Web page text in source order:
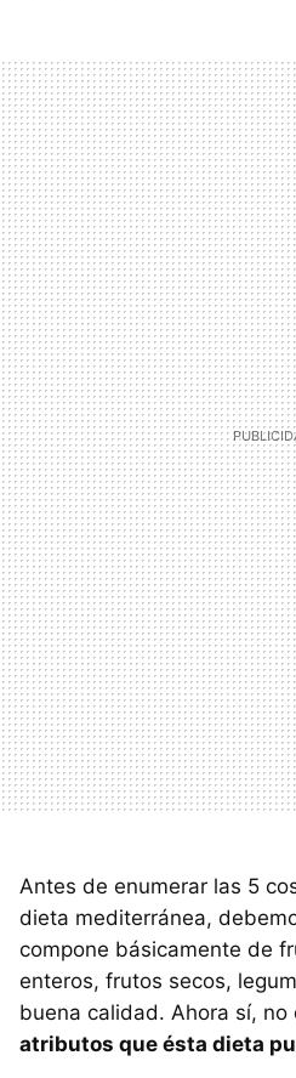
Antes de enumerar las 5
dieta mediterránea,
compone básicamente de
enteros, frutos secos,
buena calidad. Ahora sí,
atributos que ésta dieta